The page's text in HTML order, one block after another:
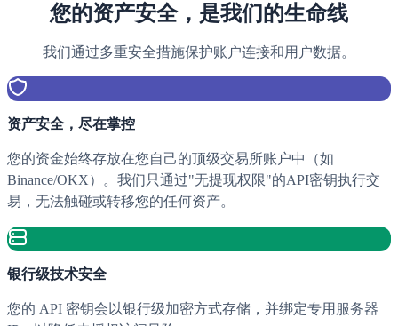
您的资产安全，是我们的生命线
我们通过多重安全措施保护账户连接和用户数据。
资产安全，尽在掌控
您的资金始终存放在您自己的顶级交易所账户中（如
Binance/OKX）。我们只通过"无提现权限"的API密钥执行交
易，无法触碰或转移您的任何资产。
银行级技术安全
您的 API 密钥会以银行级加密方式存储，并绑定专用服务器